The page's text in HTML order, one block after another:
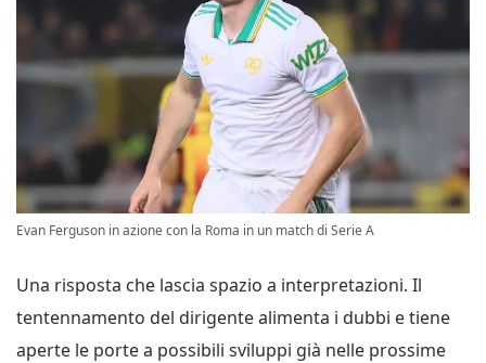
Evan Ferguson in azione con la Roma in un match di Serie A
Una risposta che lascia spazio a interpretazioni. Il
tentennamento del dirigente alimenta i dubbi e tiene
aperte le porte a possibili sviluppi già nelle prossime